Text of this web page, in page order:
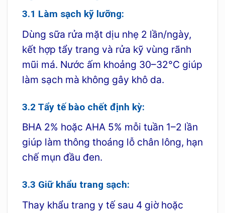
3.1 Làm sạch kỹ lưỡng:
Dùng sữa rửa mặt dịu nhẹ 2 lần/ngày,
kết hợp tẩy trang và rửa kỹ vùng rãnh
mũi má. Nước ấm khoảng 30–32°C giúp
làm sạch mà không gây khô da.
3.2 Tẩy tế bào chết định kỳ:
BHA 2% hoặc AHA 5% mỗi tuần 1–2 lần
giúp làm thông thoáng lỗ chân lông, hạn
chế mụn đầu đen.
3.3 Giữ khẩu trang sạch:
Thay khẩu trang y tế sau 4 giờ hoặc